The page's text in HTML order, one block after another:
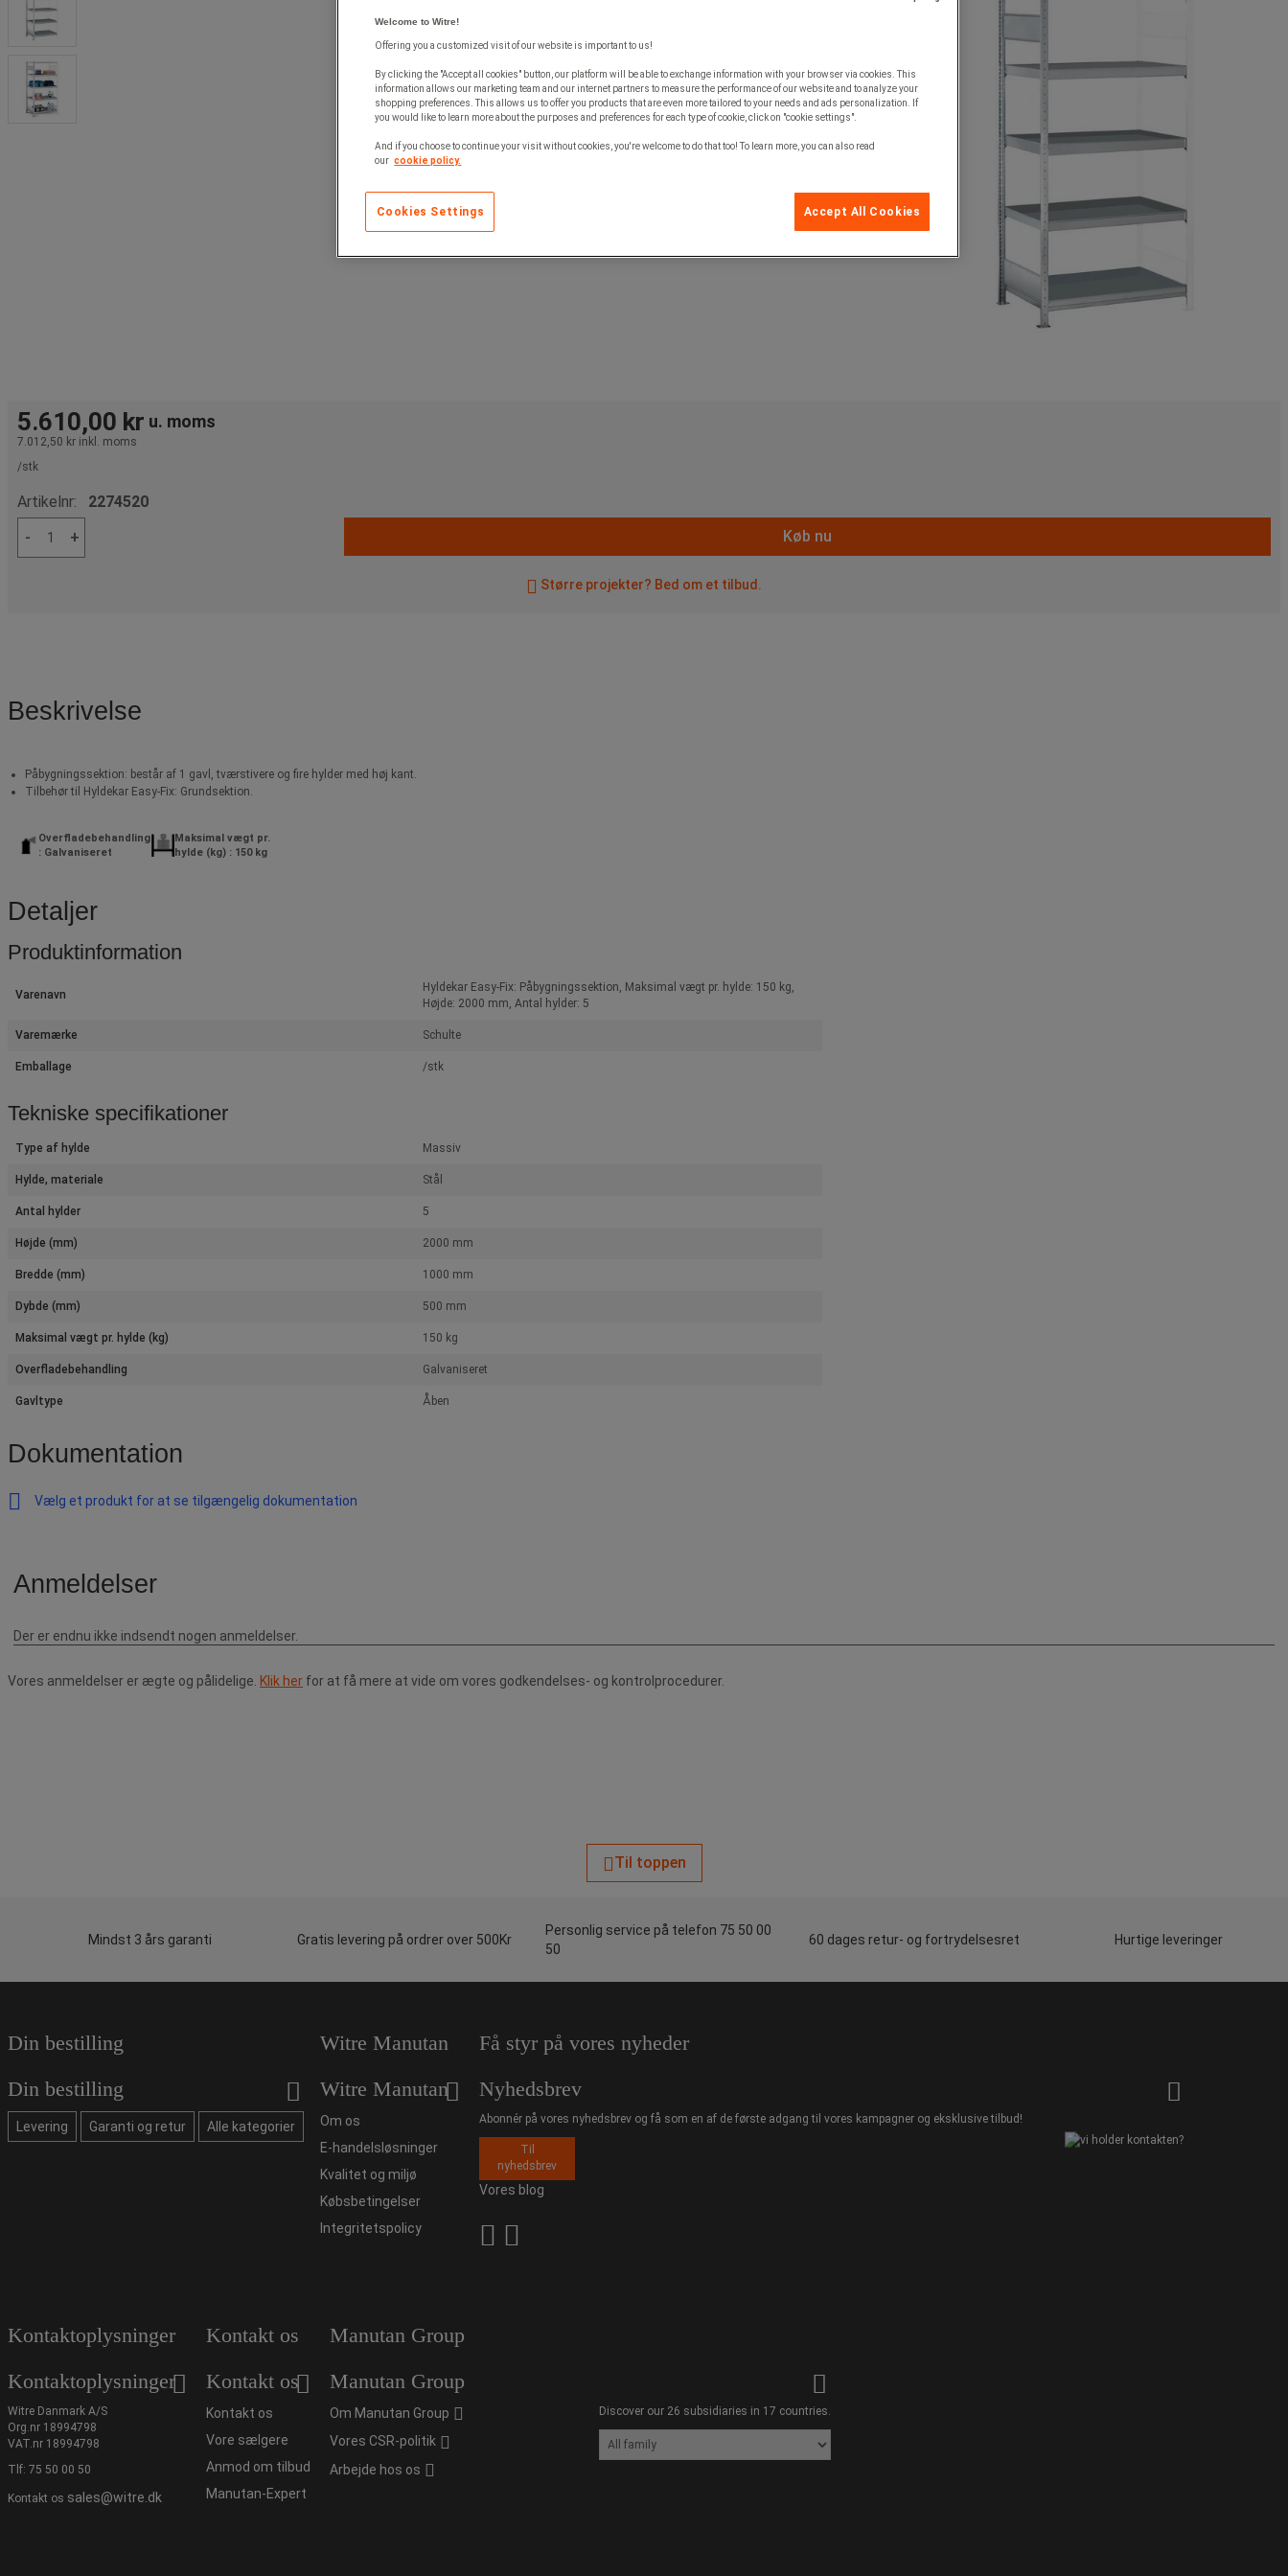
5.610,00 kr u. moms
7.012,50 kr inkl. moms
/stk
Artikelnr: 2274520
-
+ Køb nu
Større projekter? Bed om et tilbud.
Beskrivelse
Påbygningssektion: består af 1 gavl, tværstivere og fire hylder med høj kant.
Tilbehør til Hyldekar Easy-Fix: Grundsektion.
Overfladebehandling
: Galvaniseret
Maksimal vægt pr.
hylde (kg) : 150 kg
Detaljer
Produktinformation
Varenavn
Hyldekar Easy-Fix: Påbygningssektion, Maksimal vægt pr. hylde: 150 kg,
Højde: 2000 mm, Antal hylder: 5
Varemærke Schulte
Emballage /stk
Tekniske specifikationer
Type af hylde Massiv
Hylde, materiale Stål
Antal hylder 5
Højde (mm) 2000 mm
Bredde (mm) 1000 mm
Dybde (mm) 500 mm
Maksimal vægt pr. hylde (kg) 150 kg
Overfladebehandling Galvaniseret
Gavltype Åben
Dokumentation
Vælg et produkt for at se tilgængelig dokumentation
Vores anmeldelser er ægte og pålidelige. Klik her for at få mere at vide om vores godkendelses- og kontrolprocedurer.
Til toppen
Mindst 3 års garanti Gratis levering på ordrer over 500Kr
Personlig service på telefon 75 50 00
50
60 dages retur- og fortrydelsesret Hurtige leveringer
Din bestilling
Din bestilling
Levering Garanti og retur Alle kategorier
Witre Manutan
Witre Manutan
Om os
E-handelsløsninger
Kvalitet og miljø
Købsbetingelser
Integritetspolicy
Få styr på vores nyheder
Nyhedsbrev
Abonnér på vores nyhedsbrev og få som en af de første adgang til vores kampagner og eksklusive tilbud!
Til
nyhedsbrev
Vores blog
Kontaktoplysninger
Kontaktoplysninger
Witre Danmark A/S
Org.nr 18994798
VAT.nr 18994798
Tlf: 75 50 00 50
Kontakt os sales@witre.dk
Kontakt os
Kontakt os
Kontakt os
Vore sælgere
Anmod om tilbud
Manutan-Expert
Manutan Group
Manutan Group
Om Manutan Group
Vores CSR-politik
Arbejde hos os
Discover our 26 subsidiaries in 17 countries.
Welcome to Witre!
Offering you a customized visit of our website is important to us!
By clicking the "Accept all cookies" button, our platform will be able to exchange information with your browser via cookies. This
information allows our marketing team and our internet partners to measure the performance of our website and to analyze your
shopping preferences. This allows us to offer you products that are even more tailored to your needs and ads personalization. If
you would like to learn more about the purposes and preferences for each type of cookie, click on "cookie settings".
And if you choose to continue your visit without cookies, you're welcome to do that too! To learn more, you can also read
our cookie policy.
Accept All Cookies
Cookies Settings